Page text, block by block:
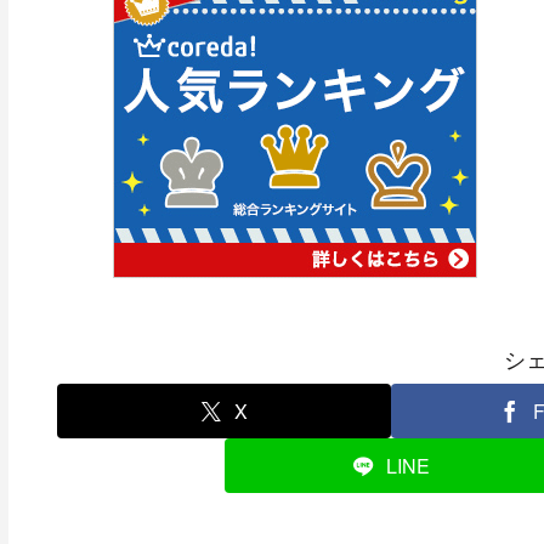
シ
X
LINE